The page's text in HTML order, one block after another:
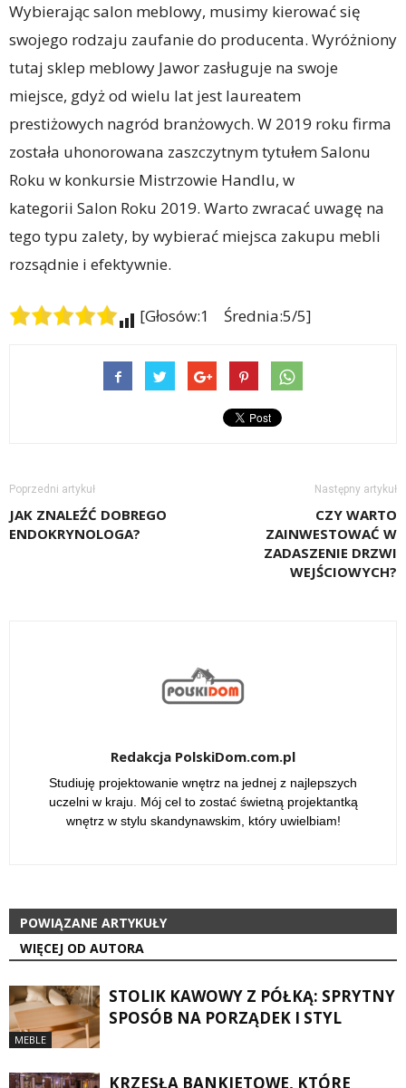
Wybierając salon meblowy, musimy kierować się
swojego rodzaju zaufanie do producenta. Wyróżniony
tutaj sklep meblowy Jawor zasługuje na swoje
miejsce, gdyż od wielu lat jest laureatem
prestiżowych nagród branżowych. W 2019 roku firma
została uhonorowana zaszczytnym tytułem Salonu
Roku w konkursie Mistrzowie Handlu, w
kategorii Salon Roku 2019. Warto zwracać uwagę na
tego typu zalety, by wybierać miejsca zakupu mebli
rozsądnie i efektywnie.
[Głosów:1 Średnia:5/5]
Poprzedni artykuł
JAK ZNALEŹĆ DOBREGO
ENDOKRYNOLOGA?
Następny artykuł
CZY WARTO
ZAINWESTOWAĆ W
ZADASZENIE DRZWI
WEJŚCIOWYCH?
Redakcja PolskiDom.com.pl
Studiuję projektowanie wnętrz na jednej z najlepszych
uczelni w kraju. Mój cel to zostać świetną projektantką
wnętrz w stylu skandynawskim, który uwielbiam!
POWIĄZANE ARTYKUŁY
WIĘCEJ OD AUTORA
MEBLE
STOLIK KAWOWY Z PÓŁKĄ: SPRYTNY
SPOSÓB NA PORZĄDEK I STYL
KRZESŁA BANKIETOWE, KTÓRE